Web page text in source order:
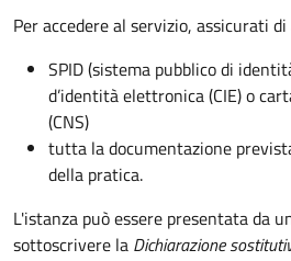
Per accedere al servizio, assicurati
SPID (sistema pubblico di
d’identità elettronica (CIE) o
(CNS)
tutta la documentazione
della pratica.
L'istanza può essere presentata da
sottoscrivere la Dichiarazione